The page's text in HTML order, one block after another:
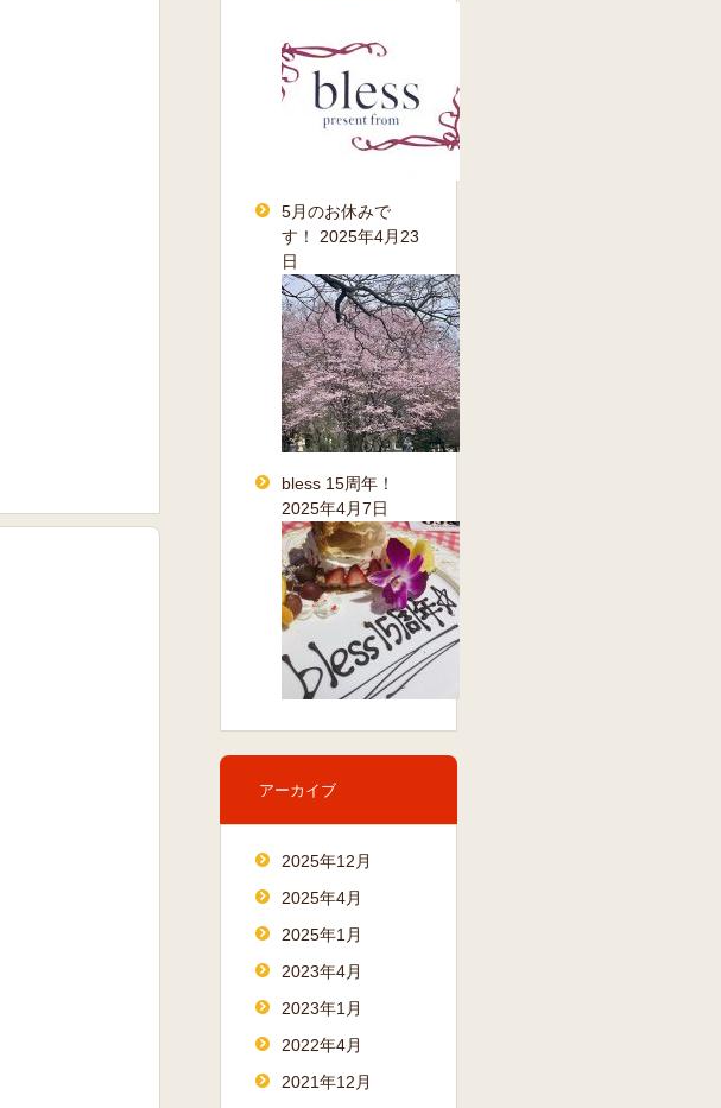
5月のお休みで
す！
2025年4月23
日
bless 15周年！
2025年4月7日
アーカイブ
2025年12月
2025年4月
2025年1月
2023年4月
2023年1月
2022年4月
2021年12月